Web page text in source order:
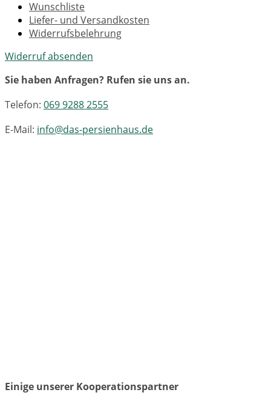
Wunschliste
Liefer- und Versandkosten
Widerrufsbelehrung
Widerruf absenden
Sie haben Anfragen? Rufen sie uns an.
Telefon: 069 9288 2555
E-Mail: info@das-persienhaus.de
Einige unserer Kooperationspartner